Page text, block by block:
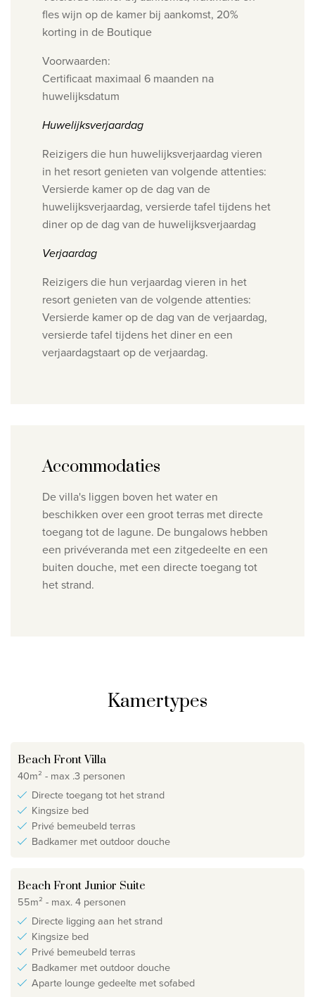
fles wijn op de kamer bij aankomst, 20%
korting in de Boutique
Voorwaarden:
Certificaat maximaal 6 maanden na
huwelijksdatum
Huwelijksverjaardag
Reizigers die hun huwelijksverjaardag vieren
in het resort genieten van volgende attenties:
Versierde kamer op de dag van de
huwelijksverjaardag, versierde tafel tijdens het
diner op de dag van de huwelijksverjaardag
Verjaardag
Reizigers die hun verjaardag vieren in het
resort genieten van de volgende attenties:
Versierde kamer op de dag van de verjaardag,
versierde tafel tijdens het diner en een
verjaardagstaart op de verjaardag.
Accommodaties
De villa's liggen boven het water en
beschikken over een groot terras met directe
toegang tot de lagune. De bungalows hebben
een privéveranda met een zitgedeelte en een
buiten douche, met een directe toegang tot
het strand.
Kamertypes
Beach Front Villa
40m² - max .3 personen
Directe toegang tot het strand
Kingsize bed
Privé bemeubeld terras
Badkamer met outdoor douche
Beach Front Junior Suite
55m² - max. 4 personen
Directe ligging aan het strand
Kingsize bed
Privé bemeubeld terras
Badkamer met outdoor douche
Aparte lounge gedeelte met sofabed